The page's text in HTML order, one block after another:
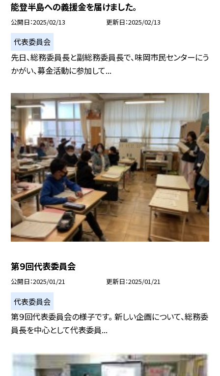
能登半島への義援金を届けました。
公開日 2025/02/13 更新日 2025/02/13
代表委員会
先日、総務委員長と副総務委員長で、味岡市民センターにう
かがい、募金活動に参加して...
第９回代表委員会
公開日 2025/01/21 更新日 2025/01/21
代表委員会
第９回代表委員会の様子です。 新しい企画について、総務委
員長を中心として代表委員...